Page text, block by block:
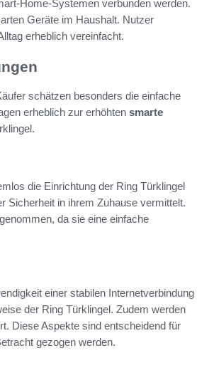
Home-Systemen verbunden werden.
Geräte im Haushalt. Nutzer
erheblich vereinfacht.
schätzen besonders die einfache
erheblich zur erhöhten smarte
die Einrichtung der Ring Türklingel
Sicherheit in ihrem Zuhause vermittelt.
da sie eine einfache
einer stabilen Internetverbindung
der Ring Türklingel. Zudem werden
Diese Aspekte sind entscheidend für
gezogen werden.